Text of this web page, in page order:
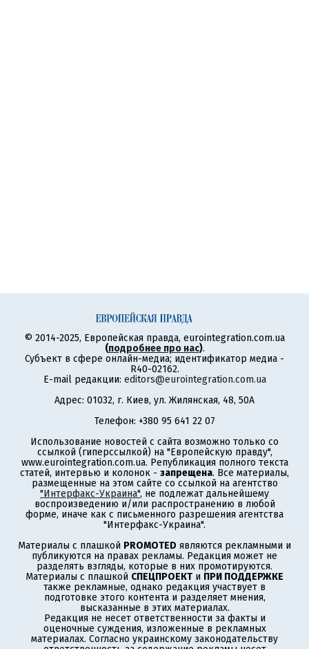
© 2014-2025, Европейская правда, eurointegration.com.ua
(подробнее про нас).
Субъект в сфере онлайн-медиа; идентификатор медиа -
R40-02162.
E-mail редакции: editors@eurointegration.com.ua
Адрес: 01032, г. Киев, ул. Жилянская, 48, 50А
Телефон: +380 95 641 22 07
Использование новостей с сайта возможно только со
ссылкой (гиперссылкой) на "Европейскую правду",
www.eurointegration.com.ua. Републикация полного текста
статей, интервью и колонок - запрещена. Все материалы,
размещенные на этом сайте со ссылкой на агентство
"Интерфакс-Украина", не подлежат дальнейшему
воспроизведению и/или распространению в любой
форме, иначе как с письменного разрешения агентства
"Интерфакс-Украина".
Материалы с плашкой PROMOTED являются рекламными и
публикуются на правах рекламы. Редакция может не
разделять взгляды, которые в них промотируются.
Материалы с плашкой СПЕЦПРОЕКТ и ПРИ ПОДДЕРЖКЕ
также рекламные, однако редакция участвует в
подготовке этого контента и разделяет мнения,
высказанные в этих материалах.
Редакция не несет ответственности за факты и
оценочные суждения, изложенные в рекламных
материалах. Согласно украинскому законодательству